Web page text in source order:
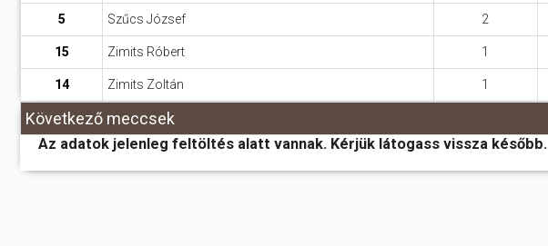
5 Szűcs József 2
15 Zimits Róbert 1
14 Zimits Zoltán 1
Következő meccsek
Az adatok jelenleg feltöltés alatt vannak. Kérjük látogass vissza később.